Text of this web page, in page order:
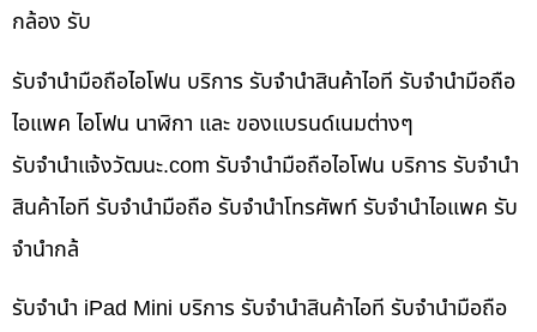
กล้อง รับ
รับจำนำมือถือไอโฟน บริการ รับจำนำสินค้าไอที รับจำนำมือถือ
ไอแพค ไอโฟน นาฬิกา และ ของแบรนด์เนมต่างๆ
รับจํานําแจ้งวัฒนะ.com รับจำนำมือถือไอโฟน บริการ รับจำนำ
สินค้าไอที รับจำนำมือถือ รับจำนำโทรศัพท์ รับจำนำไอแพค รับ
จำนำกล้
รับจำนำ iPad Mini บริการ รับจำนำสินค้าไอที รับจำนำมือถือ